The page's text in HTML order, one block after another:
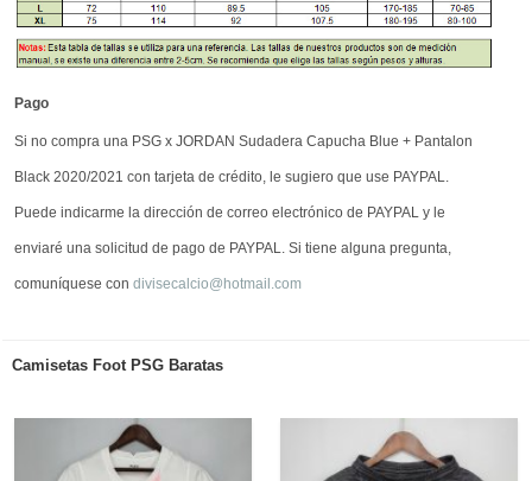
Pago
Si no compra una PSG x JORDAN Sudadera Capucha Blue + Pantalon
Black 2020/2021 con tarjeta de crédito, le sugiero que use PAYPAL.
Puede indicarme la dirección de correo electrónico de PAYPAL y le
enviaré una solicitud de pago de PAYPAL. Si tiene alguna pregunta,
comuníquese con divisecalcio@hotmail.com
Camisetas Foot PSG Baratas